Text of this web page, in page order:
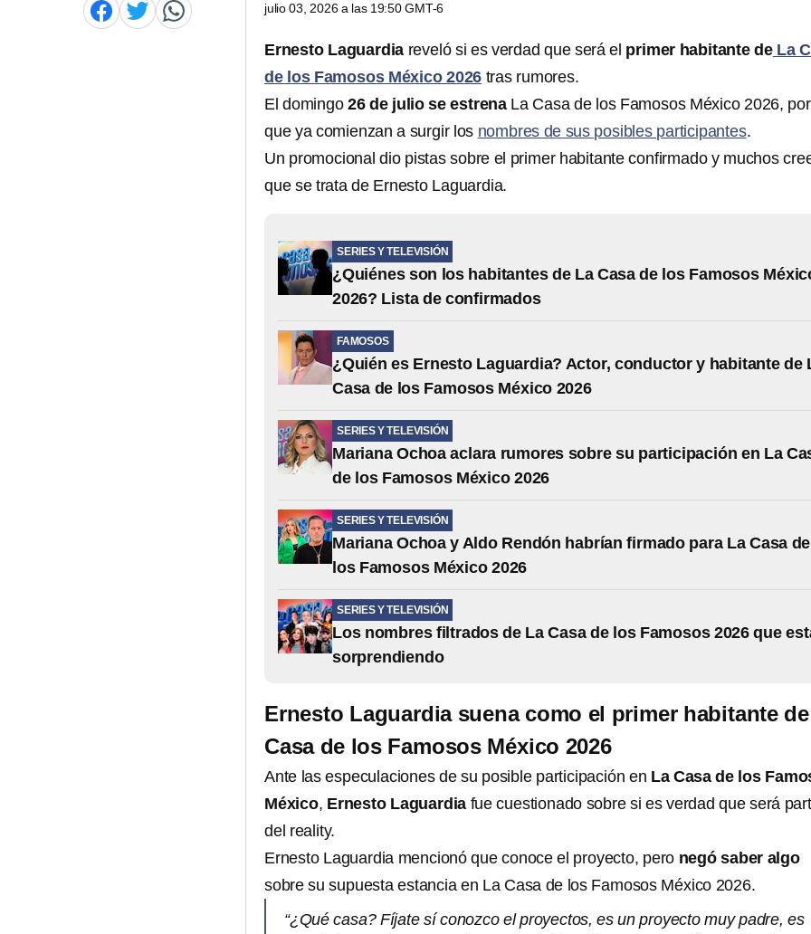
julio 03, 2026 a las 19:50 GMT-6
Ernesto Laguardia reveló si es verdad que será el primer habitante deLa
de los Famosos México 2026 tras rumores.
El domingo 26 de julio se estrena La Casa de los Famosos México 2026,
que ya comienzan a surgir los nombres de sus posibles participantes.
Un promocional dio pistas sobre el primer habitante confirmado y muchos
que se trata de Ernesto Laguardia.
SERIES Y TELEVISIÓN
¿Quiénes son los habitantes de La Casa de los Famosos
2026? Lista de confirmados
FAMOSOS
¿Quién es Ernesto Laguardia? Actor, conductor y habitante de
Casa de los Famosos México 2026
SERIES Y TELEVISIÓN
Mariana Ochoa aclara rumores sobre su participación en La
de los Famosos México 2026
SERIES Y TELEVISIÓN
Mariana Ochoa y Aldo Rendón habrían firmado para La Casa de
los Famosos México 2026
SERIES Y TELEVISIÓN
Los nombres filtrados de La Casa de los Famosos 2026 que
sorprendiendo
Ernesto Laguardia suena como el primer habitante
Casa de los Famosos México 2026
Ante las especulaciones de su posible participación en La Casa de los
México, Ernesto Laguardia fue cuestionado sobre si es verdad que será
del reality.
Ernesto Laguardia mencionó que conoce el proyecto, pero negó saber algo
sobre su supuesta estancia en La Casa de los Famosos México 2026.
“¿Qué casa? Fíjate sí conozco el proyectos, es un proyecto muy padre, es